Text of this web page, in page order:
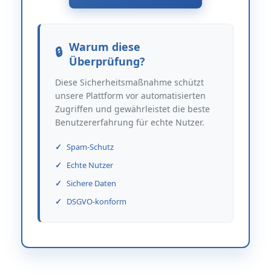
Warum diese
Überprüfung?
Diese Sicherheitsmaßnahme schützt
unsere Plattform vor automatisierten
Zugriffen und gewährleistet die beste
Benutzererfahrung für echte Nutzer.
Spam-Schutz
Echte Nutzer
Sichere Daten
DSGVO-konform